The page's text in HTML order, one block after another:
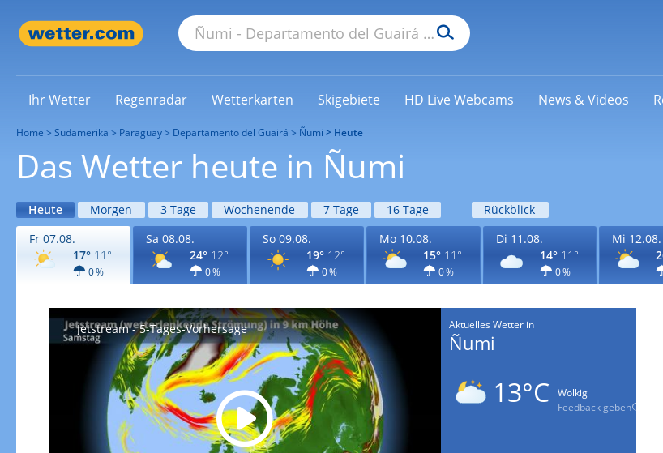
Ihr Wetter Regenradar Wetterkarten Skigebiete HD Live Webcams News & Videos
Home Südamerika Paraguay Departamento del Guairá Ñumi Heute
Das Wetter heute in Ñumi
Heute Morgen 3 Tage Wochenende 7 Tage 16 Tage
Rückblick
Fr 07.08.
17° 11°
0 %
Sa 08.08.
24° 12°
0 %
So 09.08.
19° 12°
0 %
Mo 10.08.
15° 11°
0 %
Di 11.08.
14° 11°
0 %
Mi 12.08.
Jetstream - 5-Tages-Vorhersage Aktuelles Wetter in
Ñumi
13°C
Wolkig
Feedback geben